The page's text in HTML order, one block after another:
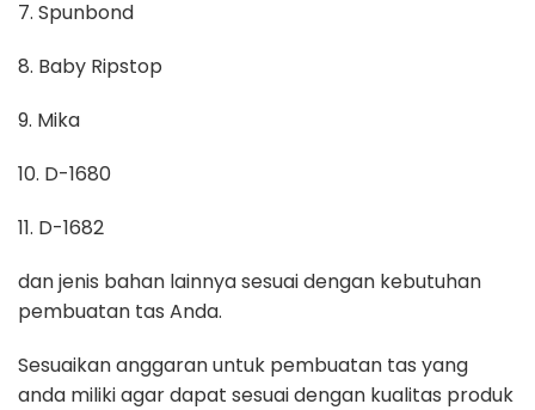
7. Spunbond
8. Baby Ripstop
9. Mika
10. D-1680
11. D-1682
dan jenis bahan lainnya sesuai dengan kebutuhan
pembuatan tas Anda.
Sesuaikan anggaran untuk pembuatan tas yang
anda miliki agar dapat sesuai dengan kualitas produk